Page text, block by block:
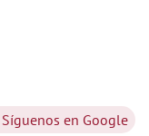
Síguenos en Google